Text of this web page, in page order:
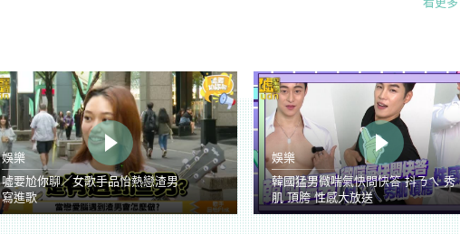
娛樂
噓要尬你聊／女歌手品怡熱戀渣男
寫進歌
娛樂
韓國猛男微喘氣快問快答 抖ㄋㄟ 秀
肌 頂胯 性感大放送